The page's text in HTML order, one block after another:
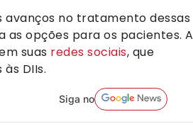
avanços no tratamento dessas
as opções para os pacientes. A
suas redes sociais, que
DIIs.
Siga no